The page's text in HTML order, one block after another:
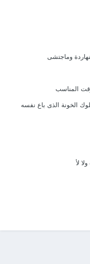
وماجتشى
المناسب
الخونة الذى باع نفسه
لأ